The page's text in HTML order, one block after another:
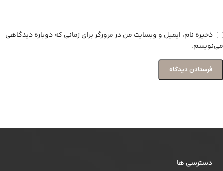
ذخیره نام، ایمیل و وبسایت من در مرورگر برای زمانی که دوباره دیدگاهی
می‌نویسم.
دسترسی ها